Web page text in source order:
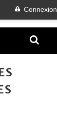
Connexion